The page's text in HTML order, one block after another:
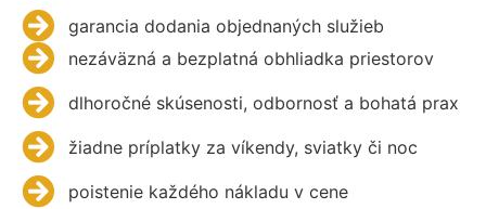
garancia dodania objednaných služieb
nezáväzná a bezplatná obhliadka priestorov
dlhoročné skúsenosti, odbornosť a bohatá prax
žiadne príplatky za víkendy, sviatky či noc
poistenie každého nákladu v cene